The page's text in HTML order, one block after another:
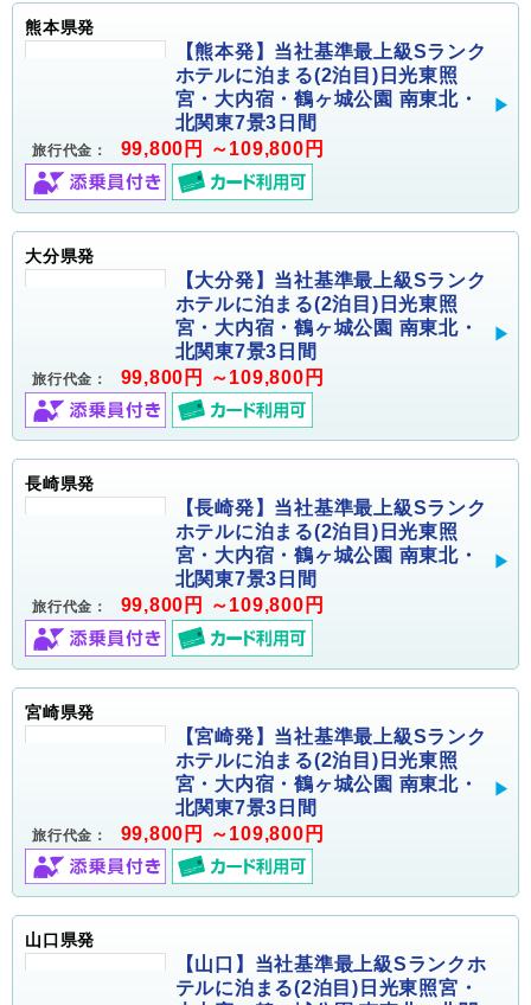
熊本県発
【熊本発】当社基準最上級Sランク
ホテルに泊まる(2泊目)日光東照
宮・大内宿・鶴ヶ城公園 南東北・
北関東7景3日間
旅行代金： 99,800円 ～109,800円
大分県発
【大分発】当社基準最上級Sランク
ホテルに泊まる(2泊目)日光東照
宮・大内宿・鶴ヶ城公園 南東北・
北関東7景3日間
旅行代金： 99,800円 ～109,800円
長崎県発
【長崎発】当社基準最上級Sランク
ホテルに泊まる(2泊目)日光東照
宮・大内宿・鶴ヶ城公園 南東北・
北関東7景3日間
旅行代金： 99,800円 ～109,800円
宮崎県発
【宮崎発】当社基準最上級Sランク
ホテルに泊まる(2泊目)日光東照
宮・大内宿・鶴ヶ城公園 南東北・
北関東7景3日間
旅行代金： 99,800円 ～109,800円
山口県発
【山口】当社基準最上級Sランクホ
テルに泊まる(2泊目)日光東照宮・